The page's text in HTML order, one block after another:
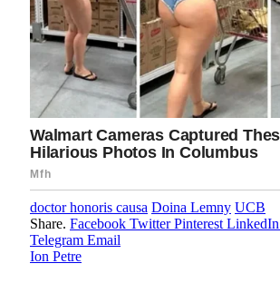
doctor honoris causa Doina Lemny UCB
Share. Facebook Twitter Pinterest LinkedIn
Telegram Email
Ion Petre